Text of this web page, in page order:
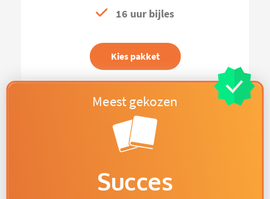
16 uur bijles
Kies pakket
Succes